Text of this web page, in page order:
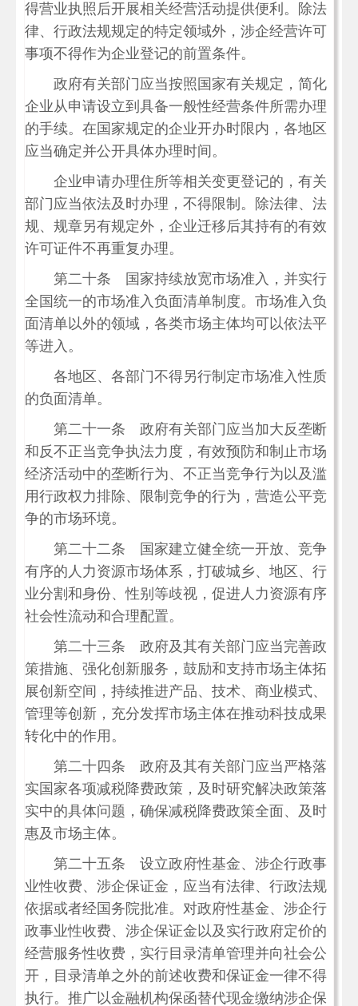
得营业执照后开展相关经营活动提供便利。除法
律、行政法规规定的特定领域外，涉企经营许可
事项不得作为企业登记的前置条件。
政府有关部门应当按照国家有关规定，简化
企业从申请设立到具备一般性经营条件所需办理
的手续。在国家规定的企业开办时限内，各地区
应当确定并公开具体办理时间。
企业申请办理住所等相关变更登记的，有关
部门应当依法及时办理，不得限制。除法律、法
规、规章另有规定外，企业迁移后其持有的有效
许可证件不再重复办理。
第二十条 国家持续放宽市场准入，并实行
全国统一的市场准入负面清单制度。市场准入负
面清单以外的领域，各类市场主体均可以依法平
等进入。
各地区、各部门不得另行制定市场准入性质
的负面清单。
第二十一条 政府有关部门应当加大反垄断
和反不正当竞争执法力度，有效预防和制止市场
经济活动中的垄断行为、不正当竞争行为以及滥
用行政权力排除、限制竞争的行为，营造公平竞
争的市场环境。
第二十二条 国家建立健全统一开放、竞争
有序的人力资源市场体系，打破城乡、地区、行
业分割和身份、性别等歧视，促进人力资源有序
社会性流动和合理配置。
第二十三条 政府及其有关部门应当完善政
策措施、强化创新服务，鼓励和支持市场主体拓
展创新空间，持续推进产品、技术、商业模式、
管理等创新，充分发挥市场主体在推动科技成果
转化中的作用。
第二十四条 政府及其有关部门应当严格落
实国家各项减税降费政策，及时研究解决政策落
实中的具体问题，确保减税降费政策全面、及时
惠及市场主体。
第二十五条 设立政府性基金、涉企行政事
业性收费、涉企保证金，应当有法律、行政法规
依据或者经国务院批准。对政府性基金、涉企行
政事业性收费、涉企保证金以及实行政府定价的
经营服务性收费，实行目录清单管理并向社会公
开，目录清单之外的前述收费和保证金一律不得
执行。推广以金融机构保函替代现金缴纳涉企保